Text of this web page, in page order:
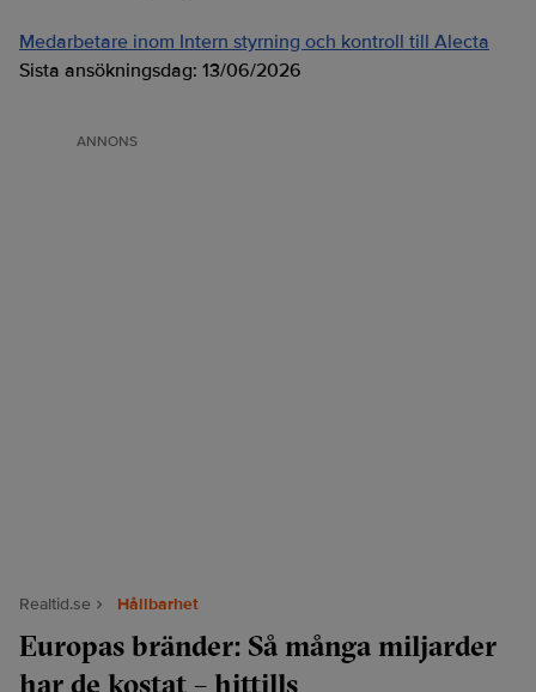
Medarbetare inom Intern styrning och kontroll till Alecta
Sista ansökningsdag: 13/06/2026
ANNONS
Realtid.se Hållbarhet
Europas bränder: Så många miljarder
har de kostat – hittills